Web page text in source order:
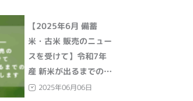
【2025年6月 備蓄
米・古米 販売のニュー
スを受けて】令和7年
産 新米が出るまでの販
売方針をお伝えします
2025年06月06日